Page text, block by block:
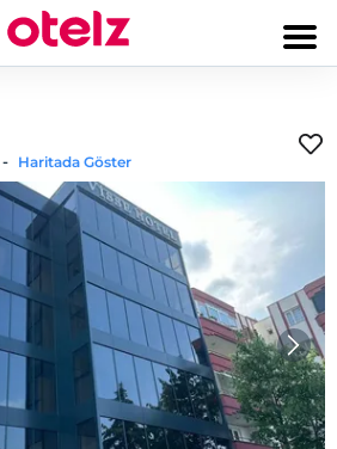
- Haritada Göster